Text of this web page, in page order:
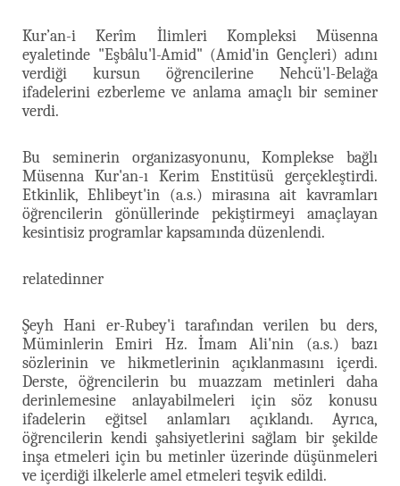
Kur’an-i Kerîm İlimleri Kompleksi Müsenna
eyaletinde "Eşbâlu'l-Amid" (Amid'in Gençleri) adını
verdiği kursun öğrencilerine Nehcü'l-Belağa
ifadelerini ezberleme ve anlama amaçlı bir seminer
verdi.
Bu seminerin organizasyonunu, Komplekse bağlı
Müsenna Kur'an-ı Kerim Enstitüsü gerçekleştirdi.
Etkinlik, Ehlibeyt'in (a.s.) mirasına ait kavramları
öğrencilerin gönüllerinde pekiştirmeyi amaçlayan
kesintisiz programlar kapsamında düzenlendi.
relatedinner
Şeyh Hani er-Rubey'i tarafından verilen bu ders,
Müminlerin Emiri Hz. İmam Ali'nin (a.s.) bazı
sözlerinin ve hikmetlerinin açıklanmasını içerdi.
Derste, öğrencilerin bu muazzam metinleri daha
derinlemesine anlayabilmeleri için söz konusu
ifadelerin eğitsel anlamları açıklandı. Ayrıca,
öğrencilerin kendi şahsiyetlerini sağlam bir şekilde
inşa etmeleri için bu metinler üzerinde düşünmeleri
ve içerdiği ilkelerle amel etmeleri teşvik edildi.